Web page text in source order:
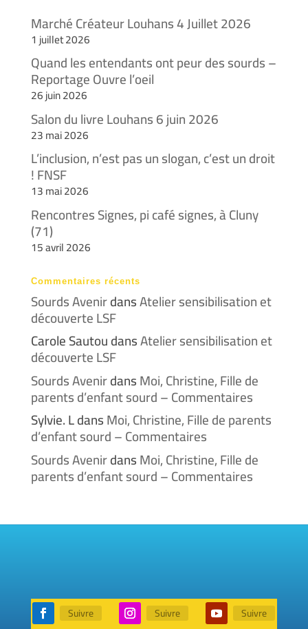
Marché Créateur Louhans 4 Juillet 2026
1 juillet 2026
Quand les entendants ont peur des sourds –
Reportage Ouvre l’oeil
26 juin 2026
Salon du livre Louhans 6 juin 2026
23 mai 2026
L’inclusion, n’est pas un slogan, c’est un droit
! FNSF
13 mai 2026
Rencontres Signes, pi café signes, à Cluny
(71)
15 avril 2026
Commentaires récents
Sourds AvenirdansAtelier sensibilisation et
découverte LSF
Carole SautoudansAtelier sensibilisation et
découverte LSF
Sourds AvenirdansMoi, Christine, Fille de
parents d’enfant sourd – Commentaires
Sylvie. LdansMoi, Christine, Fille de parents
d’enfant sourd – Commentaires
Sourds AvenirdansMoi, Christine, Fille de
parents d’enfant sourd – Commentaires
Suivre Suivre Suivre